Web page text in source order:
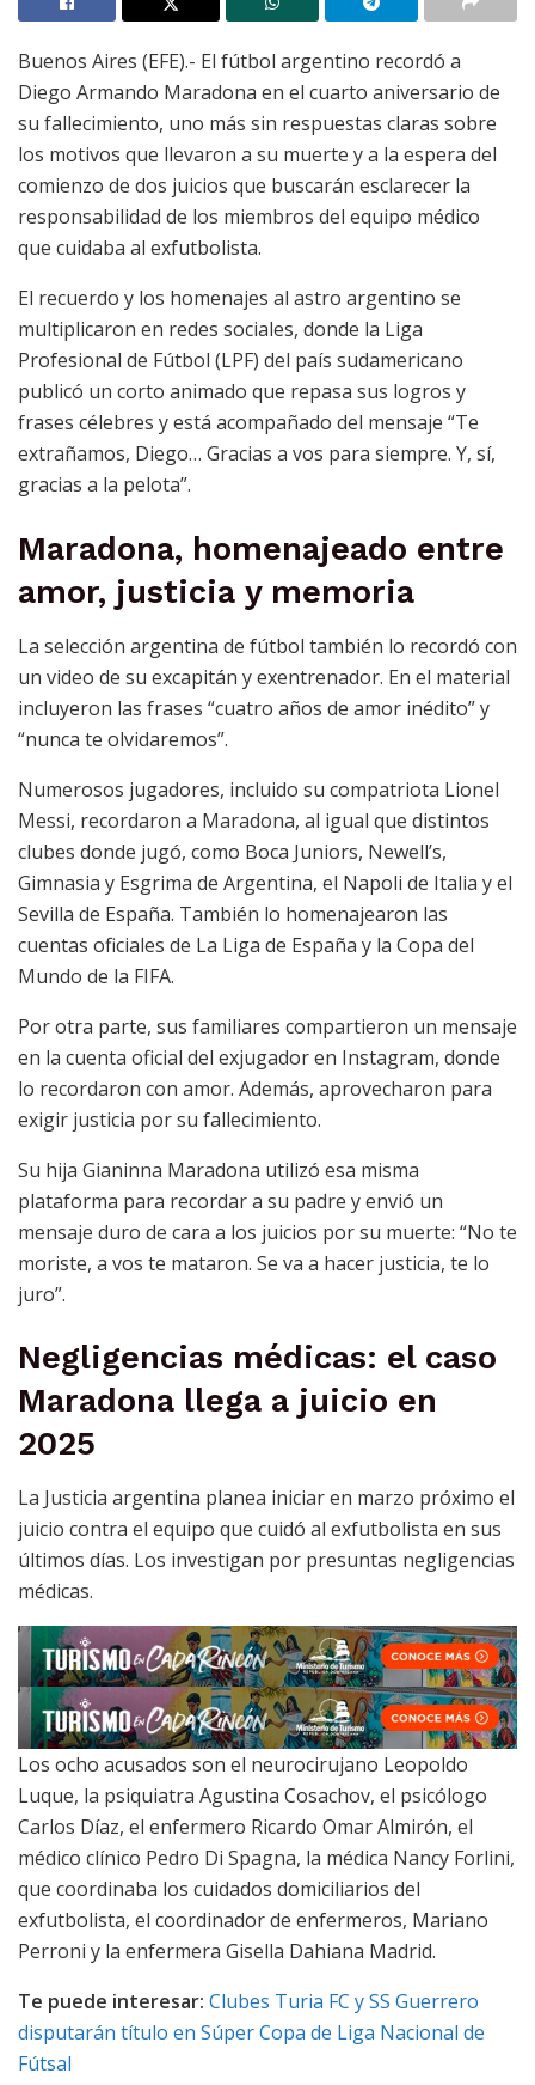
Buenos Aires (EFE).- El fútbol argentino recordó a
Diego Armando Maradona en el cuarto aniversario de
su fallecimiento, uno más sin respuestas claras sobre
los motivos que llevaron a su muerte y a la espera del
comienzo de dos juicios que buscarán esclarecer la
responsabilidad de los miembros del equipo médico
que cuidaba al exfutbolista.
El recuerdo y los homenajes al astro argentino se
multiplicaron en redes sociales, donde la Liga
Profesional de Fútbol (LPF) del país sudamericano
publicó un corto animado que repasa sus logros y
frases célebres y está acompañado del mensaje “Te
extrañamos, Diego… Gracias a vos para siempre. Y, sí,
gracias a la pelota”.
Maradona, homenajeado entre
amor, justicia y memoria
La selección argentina de fútbol también lo recordó con
un video de su excapitán y exentrenador. En el material
incluyeron las frases “cuatro años de amor inédito” y
“nunca te olvidaremos”.
Numerosos jugadores, incluido su compatriota Lionel
Messi, recordaron a Maradona, al igual que distintos
clubes donde jugó, como Boca Juniors, Newell’s,
Gimnasia y Esgrima de Argentina, el Napoli de Italia y el
Sevilla de España. También lo homenajearon las
cuentas oficiales de La Liga de España y la Copa del
Mundo de la FIFA.
Por otra parte, sus familiares compartieron un mensaje
en la cuenta oficial del exjugador en Instagram, donde
lo recordaron con amor. Además, aprovecharon para
exigir justicia por su fallecimiento.
Su hija Gianinna Maradona utilizó esa misma
plataforma para recordar a su padre y envió un
mensaje duro de cara a los juicios por su muerte: “No te
moriste, a vos te mataron. Se va a hacer justicia, te lo
juro”.
Negligencias médicas: el caso
Maradona llega a juicio en
2025
La Justicia argentina planea iniciar en marzo próximo el
juicio contra el equipo que cuidó al exfutbolista en sus
últimos días. Los investigan por presuntas negligencias
médicas.
Los ocho acusados son el neurocirujano Leopoldo
Luque, la psiquiatra Agustina Cosachov, el psicólogo
Carlos Díaz, el enfermero Ricardo Omar Almirón, el
médico clínico Pedro Di Spagna, la médica Nancy Forlini,
que coordinaba los cuidados domiciliarios del
exfutbolista, el coordinador de enfermeros, Mariano
Perroni y la enfermera Gisella Dahiana Madrid.
Te puede interesar: Clubes Turia FC y SS Guerrero
disputarán título en Súper Copa de Liga Nacional de
Fútsal